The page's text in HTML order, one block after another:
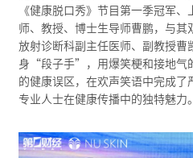
《健康脱口秀》节目第一季冠军
师、教授、博士生导师曹鹏，与
放射诊断科副主任医师、副教授曹
身“段子手”，用爆笑梗和接地气
的健康误区，在欢声笑语中完成
专业人士在健康传播中的独特魅力。